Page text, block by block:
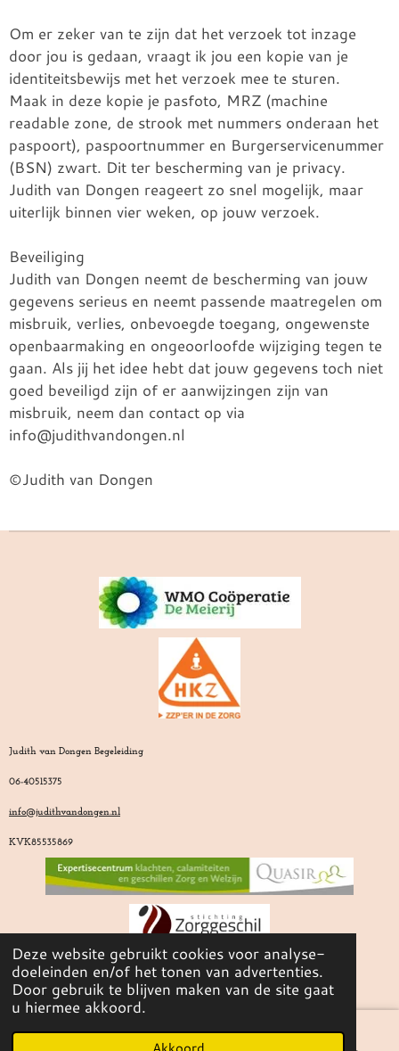
Deze website gebruikt cookies voor analyse-
doeleinden en/of het tonen van advertenties.
Door gebruik te blijven maken van de site gaat
u hiermee akkoord.
Om er zeker van te zijn dat het verzoek tot inzage
door jou is gedaan, vraagt ik jou een kopie van je
identiteitsbewijs met het verzoek mee te sturen.
Maak in deze kopie je pasfoto, MRZ (machine
readable zone, de strook met nummers onderaan het
paspoort), paspoortnummer en Burgerservicenummer
(BSN) zwart. Dit ter bescherming van je privacy.
Judith van Dongen reageert zo snel mogelijk, maar
uiterlijk binnen vier weken, op jouw verzoek.
Beveiliging
Judith van Dongen neemt de bescherming van jouw
gegevens serieus en neemt passende maatregelen om
misbruik, verlies, onbevoegde toegang, ongewenste
openbaarmaking en ongeoorloofde wijziging tegen te
gaan. Als jij het idee hebt dat jouw gegevens toch niet
goed beveiligd zijn of er aanwijzingen zijn van
misbruik, neem dan contact op via
info@judithvandongen.nl
©Judith van Dongen
Judith van Dongen Begeleiding
06-40515375
info@judithvandongen.nl
KVK85535869
L
i
n
k
W
h
a
t